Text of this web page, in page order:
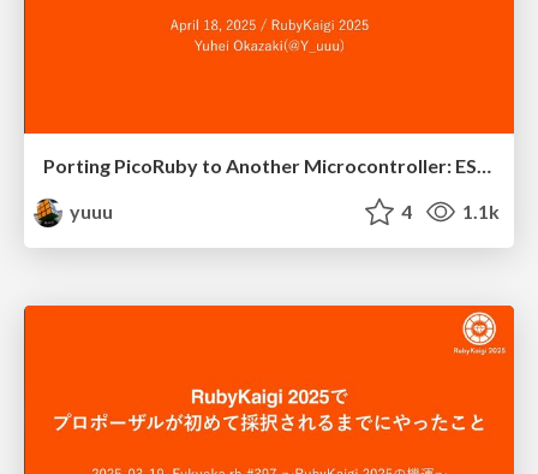
Porting PicoRuby to Another Microcontroller: ESP32
yuuu
4 1.1k